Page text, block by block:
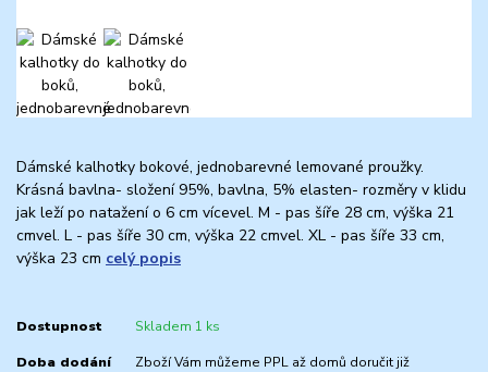
Dámské kalhotky bokové, jednobarevné lemované proužky.
Krásná bavlna- složení 95%, bavlna, 5% elasten- rozměry v klidu
jak leží po natažení o 6 cm vícevel. M - pas šíře 28 cm, výška 21
cmvel. L - pas šíře 30 cm, výška 22 cmvel. XL - pas šíře 33 cm,
výška 23 cm celý popis
Dostupnost Skladem 1 ks
Doba dodání
Zboží Vám můžeme PPL až domů doručit již